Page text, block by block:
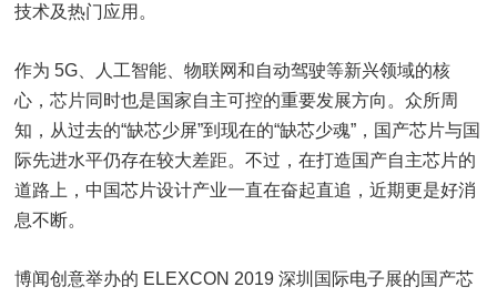
技术及热门应用。
作为 5G、人工智能、物联网和自动驾驶等新兴领域的核
心，芯片同时也是国家自主可控的重要发展方向。众所周
知，从过去的“缺芯少屏”到现在的“缺芯少魂”，国产芯片与国
际先进水平仍存在较大差距。不过，在打造国产自主芯片的
道路上，中国芯片设计产业一直在奋起直追，近期更是好消
息不断。
博闻创意举办的 ELEXCON 2019 深圳国际电子展的国产芯